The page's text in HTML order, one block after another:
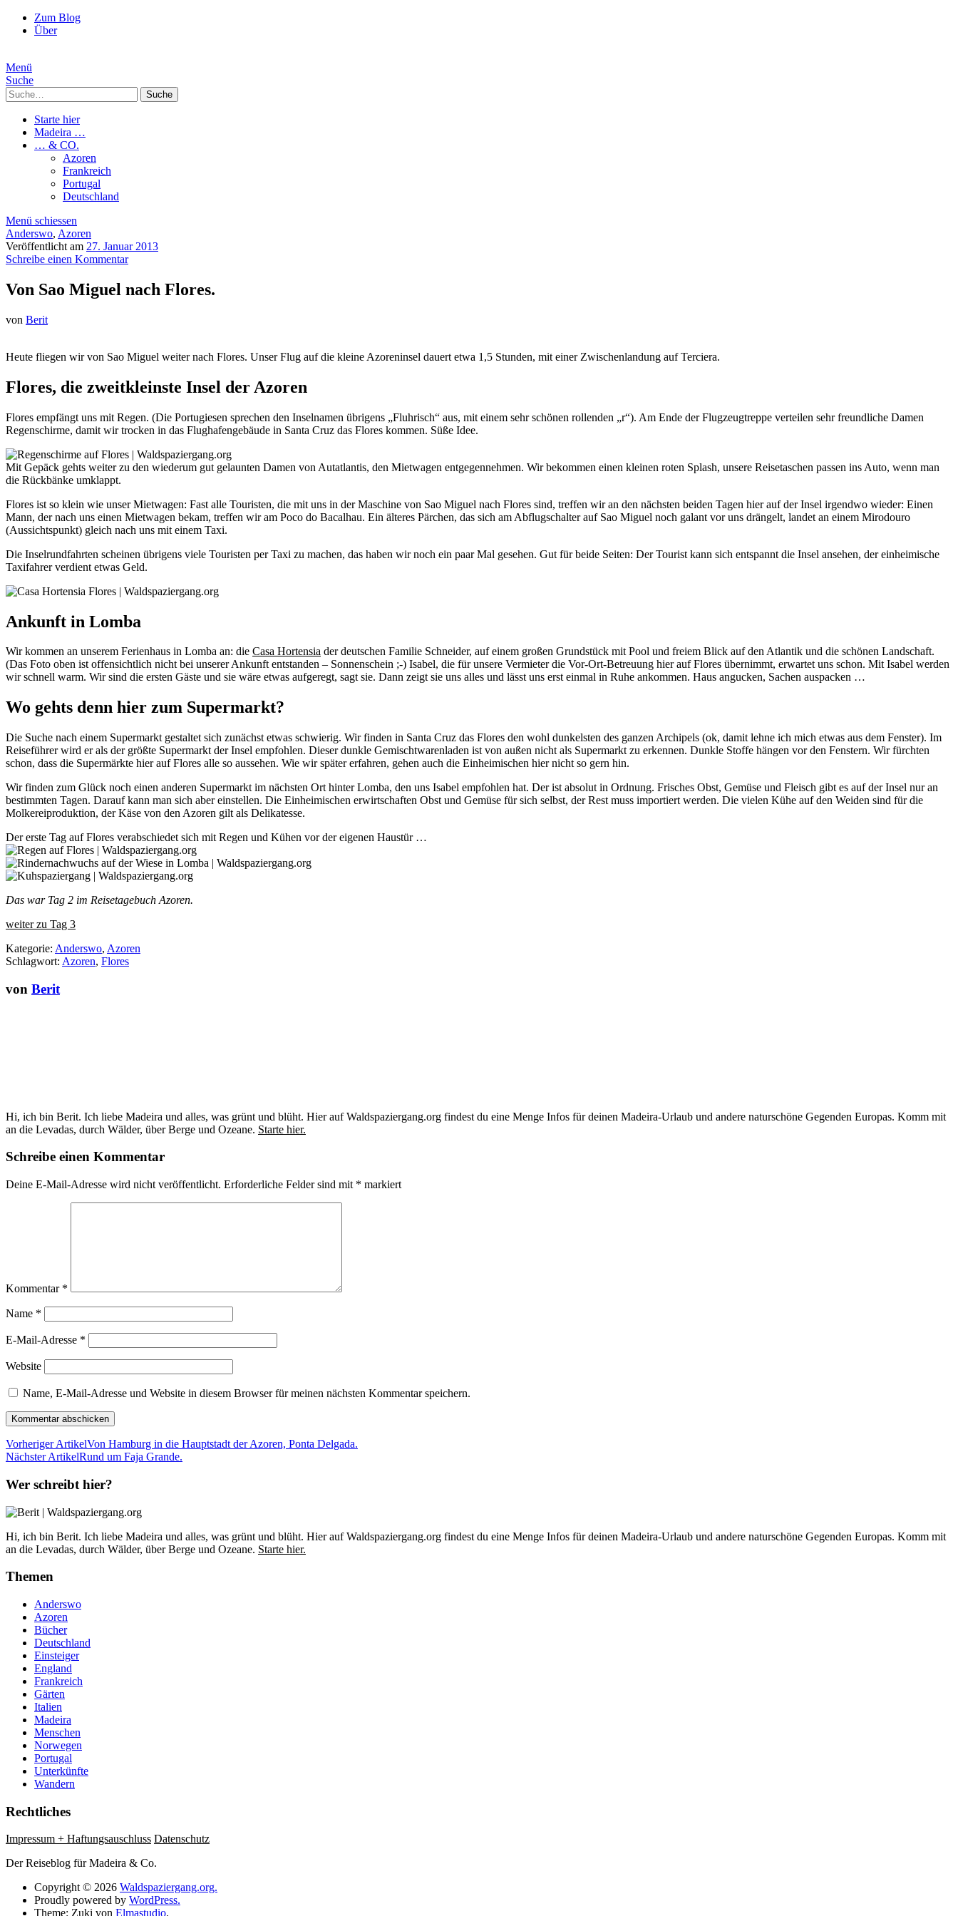
Zum Blog
Über
Menü
Suche
Suche
Starte hier
Madeira …
… & CO.
Azoren
Frankreich
Portugal
Deutschland
Menü schiessen
Anderswo, Azoren
Veröffentlicht am 27. Januar 2013
Schreibe einen Kommentar
Von Sao Miguel nach Flores.
von Berit
Heute fliegen wir von Sao Miguel weiter nach Flores. Unser Flug auf die kleine Azoreninsel dauert etwa 1,5 Stunden, mit einer Zwischenlandung auf Terciera.
Flores, die zweitkleinste Insel der Azoren
Flores empfängt uns mit Regen. (Die Portugiesen sprechen den Inselnamen übrigens „Fluhrisch“ aus, mit einem sehr schönen rollenden „r“). Am Ende der Flugzeugtreppe verteilen sehr freundliche Damen
Regenschirme, damit wir trocken in das Flughafengebäude in Santa Cruz das Flores kommen. Süße Idee.
Mit Gepäck gehts weiter zu den wiederum gut gelaunten Damen von Autatlantis, den Mietwagen entgegennehmen. Wir bekommen einen kleinen roten Splash, unsere Reisetaschen passen ins Auto, wenn man
die Rückbänke umklappt.
Flores ist so klein wie unser Mietwagen: Fast alle Touristen, die mit uns in der Maschine von Sao Miguel nach Flores sind, treffen wir an den nächsten beiden Tagen hier auf der Insel irgendwo wieder: Einen
Mann, der nach uns einen Mietwagen bekam, treffen wir am Poco do Bacalhau. Ein älteres Pärchen, das sich am Abflugschalter auf Sao Miguel noch galant vor uns drängelt, landet an einem Mirodouro
(Aussichtspunkt) gleich nach uns mit einem Taxi.
Die Inselrundfahrten scheinen übrigens viele Touristen per Taxi zu machen, das haben wir noch ein paar Mal gesehen. Gut für beide Seiten: Der Tourist kann sich entspannt die Insel ansehen, der einheimische
Taxifahrer verdient etwas Geld.
Ankunft in Lomba
Wir kommen an unserem Ferienhaus in Lomba an: die Casa Hortensia der deutschen Familie Schneider, auf einem großen Grundstück mit Pool und freiem Blick auf den Atlantik und die schönen Landschaft.
(Das Foto oben ist offensichtlich nicht bei unserer Ankunft entstanden – Sonnenschein ;-) Isabel, die für unsere Vermieter die Vor-Ort-Betreuung hier auf Flores übernimmt, erwartet uns schon. Mit Isabel werden
wir schnell warm. Wir sind die ersten Gäste und sie wäre etwas aufgeregt, sagt sie. Dann zeigt sie uns alles und lässt uns erst einmal in Ruhe ankommen. Haus angucken, Sachen auspacken …
Wo gehts denn hier zum Supermarkt?
Die Suche nach einem Supermarkt gestaltet sich zunächst etwas schwierig. Wir finden in Santa Cruz das Flores den wohl dunkelsten des ganzen Archipels (ok, damit lehne ich mich etwas aus dem Fenster). Im
Reiseführer wird er als der größte Supermarkt der Insel empfohlen. Dieser dunkle Gemischtwarenladen ist von außen nicht als Supermarkt zu erkennen. Dunkle Stoffe hängen vor den Fenstern. Wir fürchten
schon, dass die Supermärkte hier auf Flores alle so aussehen. Wie wir später erfahren, gehen auch die Einheimischen hier nicht so gern hin.
Wir finden zum Glück noch einen anderen Supermarkt im nächsten Ort hinter Lomba, den uns Isabel empfohlen hat. Der ist absolut in Ordnung. Frisches Obst, Gemüse und Fleisch gibt es auf der Insel nur an
bestimmten Tagen. Darauf kann man sich aber einstellen. Die Einheimischen erwirtschaften Obst und Gemüse für sich selbst, der Rest muss importiert werden. Die vielen Kühe auf den Weiden sind für die
Molkereiproduktion, der Käse von den Azoren gilt als Delikatesse.
Der erste Tag auf Flores verabschiedet sich mit Regen und Kühen vor der eigenen Haustür …
Das war Tag 2 im Reisetagebuch Azoren.
weiter zu Tag 3
Kategorie: Anderswo, Azoren
Schlagwort: Azoren, Flores
von Berit
Hi, ich bin Berit. Ich liebe Madeira und alles, was grünt und blüht. Hier auf Waldspaziergang.org findest du eine Menge Infos für deinen Madeira-Urlaub und andere naturschöne Gegenden Europas. Komm mit
an die Levadas, durch Wälder, über Berge und Ozeane. Starte hier.
Schreibe einen Kommentar
Deine E-Mail-Adresse wird nicht veröffentlicht. Erforderliche Felder sind mit * markiert
Kommentar *
Name *
E-Mail-Adresse *
Website
Name, E-Mail-Adresse und Website in diesem Browser für meinen nächsten Kommentar speichern.
Vorheriger ArtikelVon Hamburg in die Hauptstadt der Azoren, Ponta Delgada.
Nächster ArtikelRund um Faja Grande.
Wer schreibt hier?
Hi, ich bin Berit. Ich liebe Madeira und alles, was grünt und blüht. Hier auf Waldspaziergang.org findest du eine Menge Infos für deinen Madeira-Urlaub und andere naturschöne Gegenden Europas. Komm mit
an die Levadas, durch Wälder, über Berge und Ozeane. Starte hier.
Themen
Anderswo
Azoren
Bücher
Deutschland
Einsteiger
England
Frankreich
Gärten
Italien
Madeira
Menschen
Norwegen
Portugal
Unterkünfte
Wandern
Rechtliches
Impressum + Haftungsauschluss Datenschutz
Der Reiseblog für Madeira & Co.
Copyright © 2026 Waldspaziergang.org.
Proudly powered by WordPress.
Theme: Zuki von Elmastudio.